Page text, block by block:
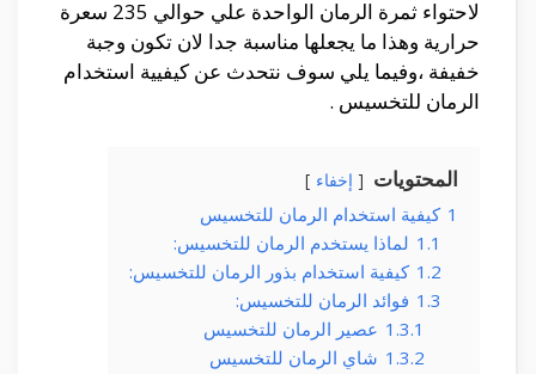
لاحتواء ثمرة الرمان الواحدة علي حوالي 235 سعرة
حرارية وهذا ما يجعلها مناسبة جدا لان تكون وجبة
خفيفة ،وفيما يلي سوف نتحدث عن كيفيية استخدام
الرمان للتخسيس .
المحتويات إخفاء
1 كيفية استخدام الرمان للتخسيس
1.1 لماذا يستخدم الرمان للتخسيس:
1.2 كيفية استخدام بذور الرمان للتخسيس:
1.3 فوائد الرمان للتخسيس:
1.3.1 عصير الرمان للتخسيس
1.3.2 شاي الرمان للتخسيس